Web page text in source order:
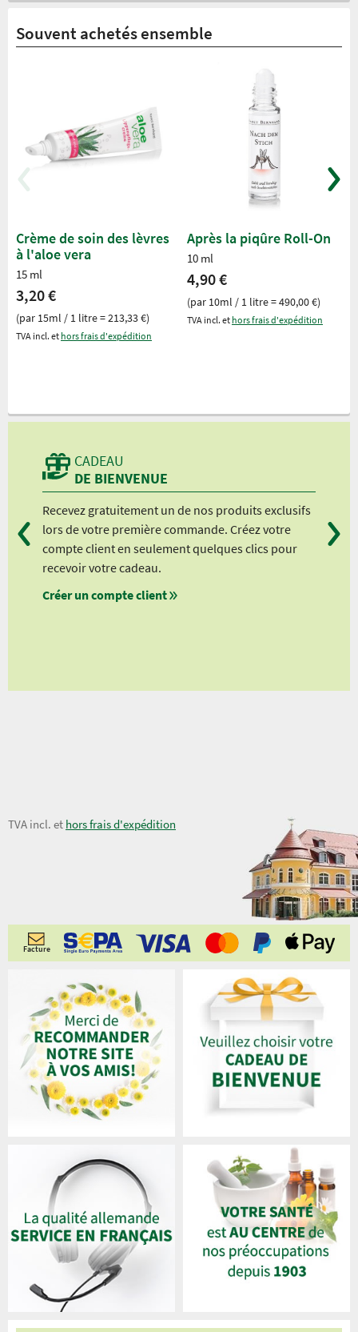
Souvent achetés ensemble
Crème de soin des lèvres
à l'aloe vera
15 ml
3,20 €
(par 15ml / 1 litre = 213,33 €)
TVA incl. et hors frais d'expédition
Après la piqûre Roll-On
10 ml
4,90 €
(par 10ml / 1 litre = 490,00 €)
TVA incl. et hors frais d'expédition
CADEAU
DE BIENVENUE
Recevez gratuitement un de nos produits exclusifs
lors de votre première commande. Créez votre
compte client en seulement quelques clics pour
recevoir votre cadeau.
Créer un compte client
8,00 €
TVA incl. et hors frais d'expédition
Facture